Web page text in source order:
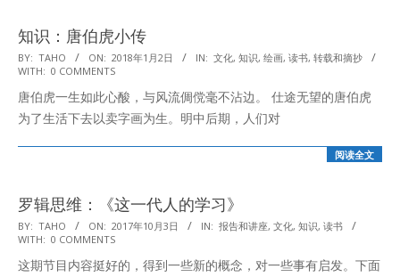
知识：唐伯虎小传
2018-
01-
02
BY: TAHO ON: 2018年1月2日 IN: 文化, 知识, 绘画, 读书, 转载和摘抄
WITH: 0 COMMENTS
唐伯虎一生如此心酸，与风流倜傥毫不沾边。 仕途无望的唐伯虎
为了生活下去以卖字画为生。明中后期，人们对
阅读全文
罗辑思维：《这一代人的学习》
2017-
10-
03
BY: TAHO ON: 2017年10月3日 IN: 报告和讲座, 文化, 知识, 读书
WITH: 0 COMMENTS
这期节目内容挺好的，得到一些新的概念，对一些事有启发。下面